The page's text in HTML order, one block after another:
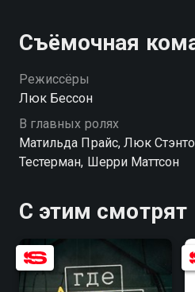
Съёмочная
Режиссёры
Люк Бессон
В главных ролях
Матильда Прайс, Люк
Тестерман, Шерри Маттсон
С этим смотрят